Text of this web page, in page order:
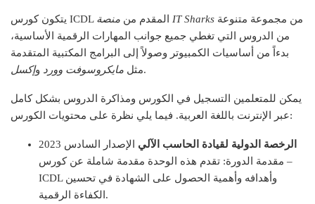
يتكون كورس ICDL المقدم من منصة IT Sharks
من الدروس التي تغطي جميع جوانب المهارات الرقمية الأساسية،
بدءاً من أساسيات الكمبيوتر وصولاً إلى البرامج المكتبية المتقدمة
مثل مايكروسوفت وورد وإكسل .
يمكن للمتعلمين التسجيل في الكورس ومذاكرة الدروس بشكل كامل
عبر الإنترنت باللغة العربية. فيما يلي نظرة على محتويات الكورس:
الرخصة الدولية لقيادة الحاسب الآلي
الإصدار السادس 2023
– مقدمة الدورة: تقدم هذه الوحدة مقدمة شاملة عن كورس
ICDL وأهدافه وأهمية الحصول على الشهادة في تحسين
الكفاءة الرقمية.